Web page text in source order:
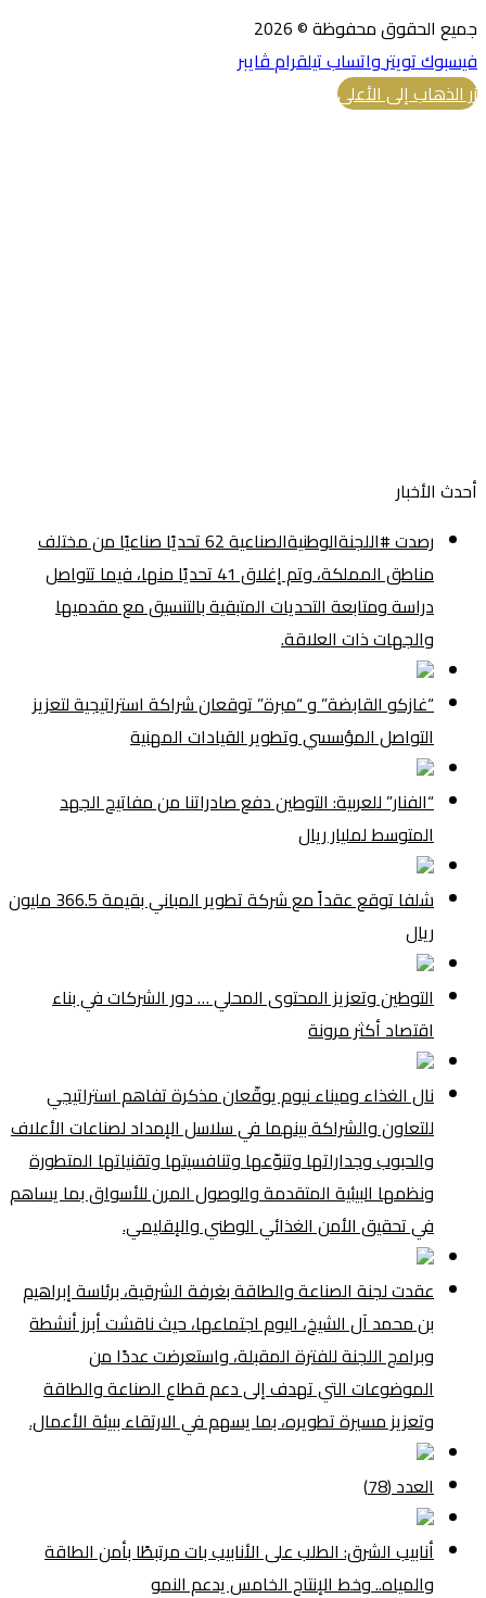
جميع الحقوق محفوظة © 2026
فيسبوكتويتر واتسابتيلقرامڤايبر
زر الذهاب إلى الأعلى
أحدث الأخبار
رصدت #اللجنةالوطنيةالصناعية 62 تحديًا صناعيًا من مختلف
مناطق المملكة، وتم إغلاق 41 تحديًا منها، فيما تتواصل
دراسة ومتابعة التحديات المتبقية بالتنسيق مع مقدميها
والجهات ذات العلاقة.
“غازكو القابضة” و “مبرة” توقعان شراكة استراتيجية لتعزيز
التواصل المؤسسي وتطوير القيادات المهنية
“الفنار” للعربية: التوطين دفع صادراتنا من مفاتيح الجهد
المتوسط لمليار ريال
شلفا توقع عقداً مع شركة تطوير المباني بقيمة 366.5 مليون
ريال
التوطين وتعزيز المحتوى المحلي … دور الشركات في بناء
اقتصاد أكثر مرونة
نال الغذاء وميناء نيوم يوقّعان مذكرة تفاهم استراتيجي
للتعاون والشراكة بينهما في سلاسل الإمداد لصناعات الأعلاف
والحبوب وجداراتها وتنوّعها وتنافسيتها وتقنياتها المتطورة
ونظمها البيئية المتقدمة والوصول المرن للأسواق بما يساهم
في تحقيق الأمن الغذائي الوطني والإقليمي.
عقدت لجنة الصناعة والطاقة بغرفة الشرقية، برئاسة إبراهيم
بن محمد آل الشيخ، اليوم اجتماعها، حيث ناقشت أبرز أنشطة
وبرامج اللجنة للفترة المقبلة، واستعرضت عددًا من
الموضوعات التي تهدف إلى دعم قطاع الصناعة والطاقة
وتعزيز مسيرة تطويره، بما يسهم في الارتقاء ببيئة الأعمال.
العدد (78)
أنابيب الشرق: الطلب على الأنابيب بات مرتبطًا بأمن الطاقة
والمياه.. وخط الإنتاج الخامس يدعم النمو